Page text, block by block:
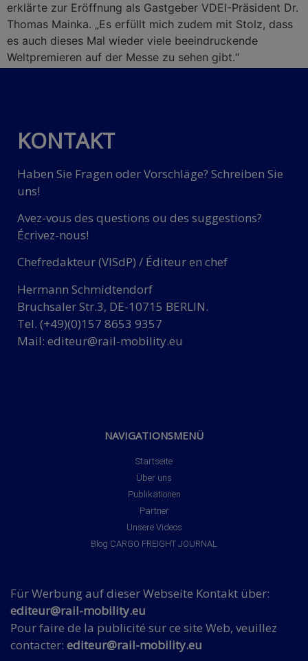
erklärte zur Eröffnung als Gastgeber VDEI-Präsident Dr.
Thomas Mainka. „Es erfüllt mich zudem mit Stolz, dass
es auch dieses Mal wieder viele beeindruckende
Weltpremieren auf der Messe zu sehen gibt.“
KONTAKT
Haben Sie Fragen oder Vorschläge? Schreiben Sie
uns!
Avez-vous des questions ou des suggestions?
Écrivez-nous!
Chefredakteur (VISdP) / Éditeur en chef
Hermann Schmidtendorf
Bruchsaler Str.3, DE-10715 BERLIN.
Tel. (+49)(0)157 8653 9357
Mail: editeur@rail-mobility.eu
NAVIGATIONSMENÜ
Startseite
Über uns
Publikationen
Partner
Unsere Videos
Blog CARGO FREIGHT JOURNAL
Für Werbung auf dieser Webseite Kontakt über:
editeur@rail-mobility.eu
Pour faire de la publicité sur ce site Web, veuillez
contacter: editeur@rail-mobility.eu